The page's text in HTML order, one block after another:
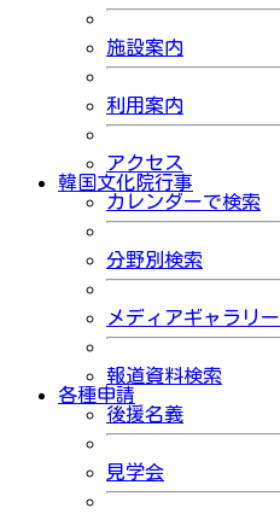
施設案内
利用案内
アクセス
韓国文化院行事
カレンダーで検索
分野別検索
メディアギャラリー
報道資料検索
各種申請
後援名義
見学会